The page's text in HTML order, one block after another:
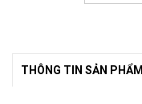
THÔNG TIN SẢN PHẨM